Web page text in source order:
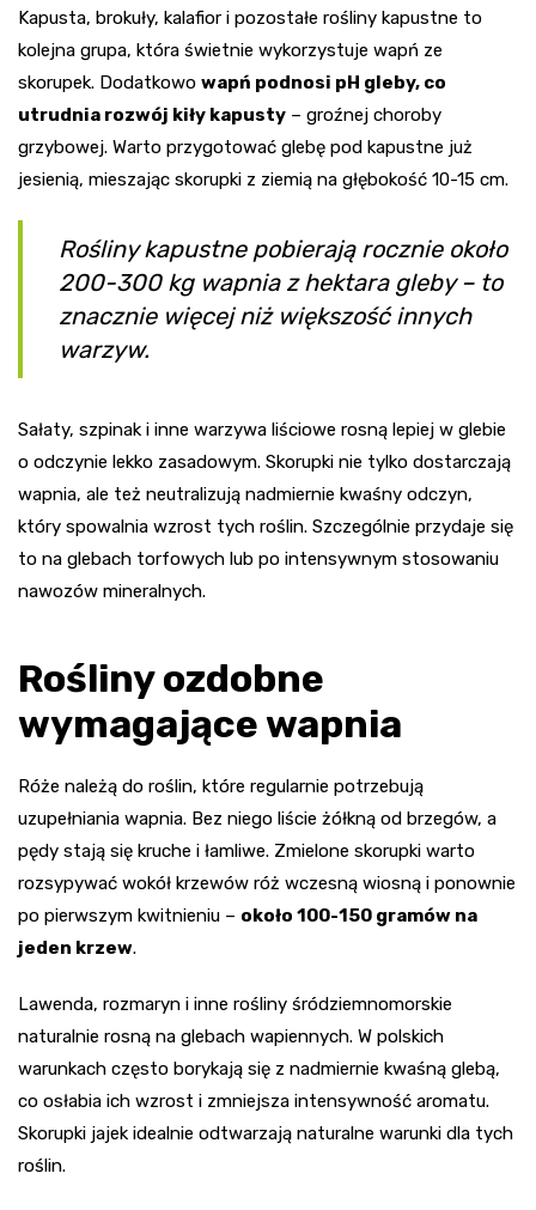
Kapusta, brokuły, kalafior i pozostałe rośliny kapustne to
kolejna grupa, która świetnie wykorzystuje wapń ze
skorupek. Dodatkowo wapń podnosi pH gleby, co
utrudnia rozwój kiły kapusty – groźnej choroby
grzybowej. Warto przygotować glebę pod kapustne już
jesienią, mieszając skorupki z ziemią na głębokość 10-15 cm.
Rośliny kapustne pobierają rocznie około
200-300 kg wapnia z hektara gleby – to
znacznie więcej niż większość innych
warzyw.
Sałaty, szpinak i inne warzywa liściowe rosną lepiej w glebie
o odczynie lekko zasadowym. Skorupki nie tylko dostarczają
wapnia, ale też neutralizują nadmiernie kwaśny odczyn,
który spowalnia wzrost tych roślin. Szczególnie przydaje się
to na glebach torfowych lub po intensywnym stosowaniu
nawozów mineralnych.
Rośliny ozdobne
wymagające wapnia
Róże należą do roślin, które regularnie potrzebują
uzupełniania wapnia. Bez niego liście żółkną od brzegów, a
pędy stają się kruche i łamliwe. Zmielone skorupki warto
rozsypywać wokół krzewów róż wczesną wiosną i ponownie
po pierwszym kwitnieniu – około 100-150 gramów na
jeden krzew.
Lawenda, rozmaryn i inne rośliny śródziemnomorskie
naturalnie rosną na glebach wapiennych. W polskich
warunkach często borykają się z nadmiernie kwaśną glebą,
co osłabia ich wzrost i zmniejsza intensywność aromatu.
Skorupki jajek idealnie odtwarzają naturalne warunki dla tych
roślin.